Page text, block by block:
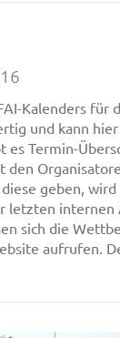
Kalenders für
und kann
es Termin-
den
geben,
letzten internen
sich die
aufrufen.